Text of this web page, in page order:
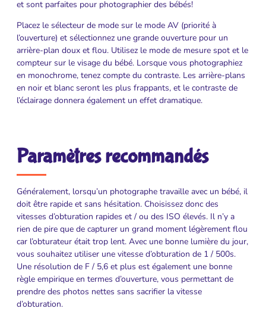
et sont parfaites pour photographier des bébés!
Placez le sélecteur de mode sur le mode AV (priorité à
l’ouverture) et sélectionnez une grande ouverture pour un
arrière-plan doux et flou. Utilisez le mode de mesure spot et le
compteur sur le visage du bébé. Lorsque vous photographiez
en monochrome, tenez compte du contraste. Les arrière-plans
en noir et blanc seront les plus frappants, et le contraste de
l’éclairage donnera également un effet dramatique.
Paramètres recommandés
Généralement, lorsqu’un photographe travaille avec un bébé, il
doit être rapide et sans hésitation. Choisissez donc des
vitesses d’obturation rapides et / ou des ISO élevés. Il n’y a
rien de pire que de capturer un grand moment légèrement flou
car l’obturateur était trop lent. Avec une bonne lumière du jour,
vous souhaitez utiliser une vitesse d’obturation de 1 / 500s.
Une résolution de F / 5,6 et plus est également une bonne
règle empirique en termes d’ouverture, vous permettant de
prendre des photos nettes sans sacrifier la vitesse
d’obturation.